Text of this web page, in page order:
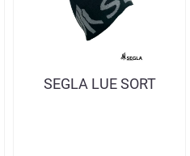
SEGLA LUE SORT